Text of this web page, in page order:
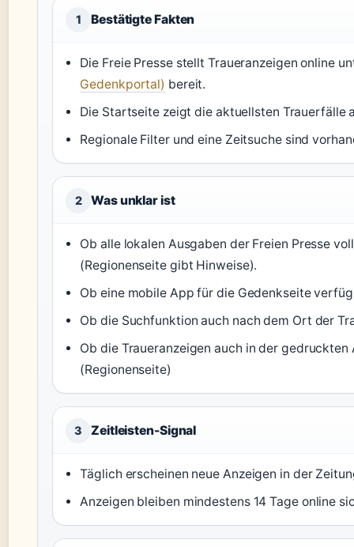
1 Bestätigte Fakten
Die Freie Presse stellt Traueranzeigen online
Gedenkportal) bereit.
Die Startseite zeigt die aktuellsten Trauerfälle
Regionale Filter und eine Zeitsuche sind
2 Was unklar ist
Ob alle lokalen Ausgaben der Freien Presse
(Regionenseite gibt Hinweise).
Ob eine mobile App für die Gedenkseite
Ob die Suchfunktion auch nach dem Ort der
Ob die Traueranzeigen auch in der
(Regionenseite)
3 Zeitleisten-Signal
Täglich erscheinen neue Anzeigen in der
Anzeigen bleiben mindestens 14 Tage online